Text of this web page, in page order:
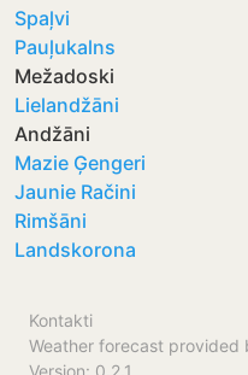
Spaļvi
Pauļukalns
Mežadoski
Lielandžāni
Andžāni
Mazie Ģengeri
Jaunie Račini
Rimšāni
Landskorona
Kontakti
Weather forecast provided
Version: 0.2.1